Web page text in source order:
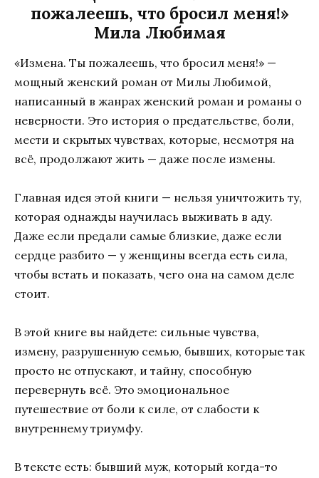
пожалеешь, что бросил меня!»
Мила Любимая
«Измена. Ты пожалеешь, что бросил меня!» —
мощный женский роман от Милы Любимой,
написанный в жанрах женский роман и романы о
неверности. Это история о предательстве, боли,
мести и скрытых чувствах, которые, несмотря на
всё, продолжают жить — даже после измены.
Главная идея этой книги — нельзя уничтожить ту,
которая однажды научилась выживать в аду.
Даже если предали самые близкие, даже если
сердце разбито — у женщины всегда есть сила,
чтобы встать и показать, чего она на самом деле
стоит.
В этой книге вы найдете: сильные чувства,
измену, разрушенную семью, бывших, которые так
просто не отпускают, и тайну, способную
перевернуть всё. Это эмоциональное
путешествие от боли к силе, от слабости к
внутреннему триумфу.
В тексте есть: бывший муж, который когда-то